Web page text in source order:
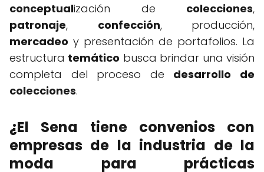
conceptualización de colecciones,
patronaje, confección, producción,
mercadeo y presentación de portafolios. La
estructura temático busca brindar una visión
completa del proceso de desarrollo de
colecciones.
¿El Sena tiene convenios con
empresas de la industria de la
moda para prácticas